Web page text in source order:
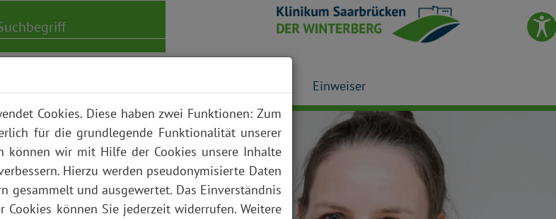
Einweiser
Cookies. Diese haben zwei Funktionen: Zum
für die grundlegende Funktionalität unserer
können wir mit Hilfe der Cookies unsere Inhalte
Hierzu werden pseudonymisierte Daten
gesammelt und ausgewertet. Das Einverständnis
Cookies können Sie jederzeit widerrufen. Weitere